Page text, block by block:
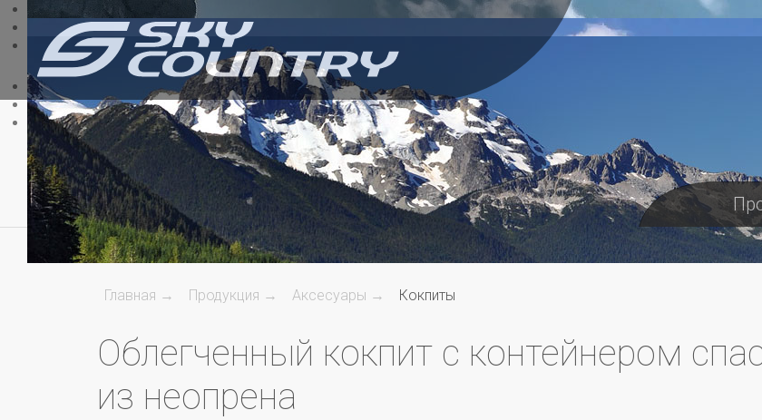
Главная → Продукция → Аксесуары → Кокпиты
Облегченный кокпит с контейнером
из неопрена